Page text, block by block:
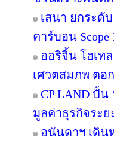
เสนา ยกระดับ
คาร์บอน Scope
ออริจิ้น โฮเทล
เศวตสมภพ ตอก
CP LAND ปั้น
มูลค่าธุรกิจระย
อนันดาฯ เดิน